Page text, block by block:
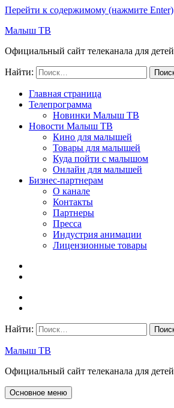
Перейти к содержимому (нажмите Enter)
Малыш ТВ
Официальный сайт телеканала для детей
Найти:
Главная страница
Телепрограмма
Новинки Малыш ТВ
Новости Малыш ТВ
Кино для малышей
Товары для малышей
Куда пойти с малышом
Онлайн для малышей
Бизнес-партнерам
О канале
Контакты
Партнеры
Пресса
Индустрия анимации
Лицензионные товары
Найти:
Малыш ТВ
Официальный сайт телеканала для детей
Основное меню